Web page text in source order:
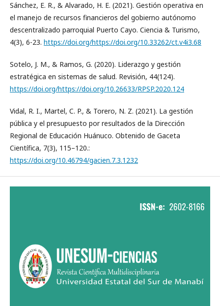
Sánchez, E. R., & Alvarado, H. E. (2021). Gestión operativa en
el manejo de recursos financieros del gobierno autónomo
descentralizado parroquial Puerto Cayo. Ciencia & Turismo,
4(3), 6-23. https://doi.org/https://doi.org/10.33262/ct.v4i3.68
Sotelo, J. M., & Ramos, G. (2020). Liderazgo y gestión
estratégica en sistemas de salud. Revisión, 44(124).
https://doi.org/https://doi.org/10.26633/RPSP.2020.124
Vidal, R. I., Martel, C. P., & Torero, N. Z. (2021). La gestión
pública y el presupuesto por resultados de la Dirección
Regional de Educación Huánuco. Obtenido de Gaceta
Científica, 7(3), 115–120.:
https://doi.org/10.46794/gacien.7.3.1232